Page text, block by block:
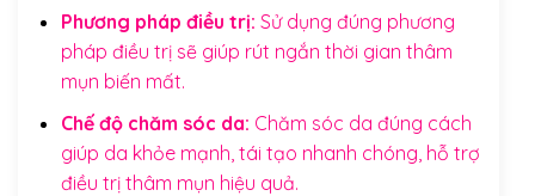
Phương pháp điều trị: Sử dụng đúng phương
pháp điều trị sẽ giúp rút ngắn thời gian thâm
mụn biến mất.
Chế độ chăm sóc da: Chăm sóc da đúng cách
giúp da khỏe mạnh, tái tạo nhanh chóng, hỗ trợ
điều trị thâm mụn hiệu quả.